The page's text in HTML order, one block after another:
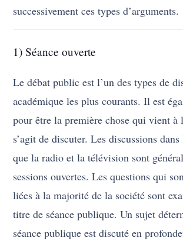
successivement ces types d’arguments.
1) Séance ouverte
Le débat public est l’un des types de
académique les plus courants. Il est
pour être la première chose qui vient à
s’agit de discuter. Les discussions
que la radio et la télévision sont
sessions ouvertes. Les questions qui
liées à la majorité de la société sont
titre de séance publique. Un sujet
séance publique est discuté en